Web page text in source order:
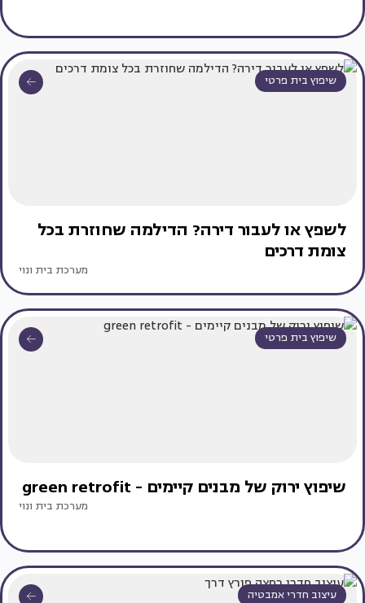
שיפוץ בית פרטי
לשפץ או לעבור דירה? הדילמה שחוזרת בכל
צומת דרכים
מערכת בית ונוי
שיפוץ בית פרטי
שיפוץ ירוק של מבנים קיימים - green retrofit
מערכת בית ונוי
עיצוב חדרי אמבטיה